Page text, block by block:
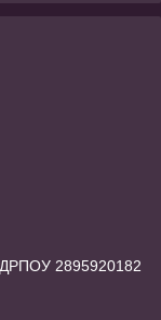
2895920182